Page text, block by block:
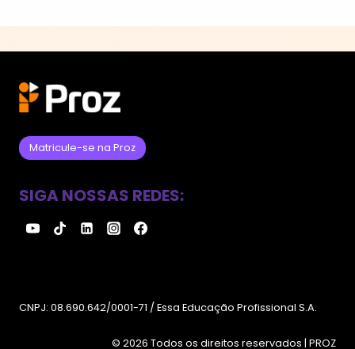
Matricule-se na Proz
SIGA NOSSAS REDES:
CNPJ: 08.690.642/0001-71 / Essa Educação Profissional S.A.
© 2026 Todos os direitos reservados | PROZ